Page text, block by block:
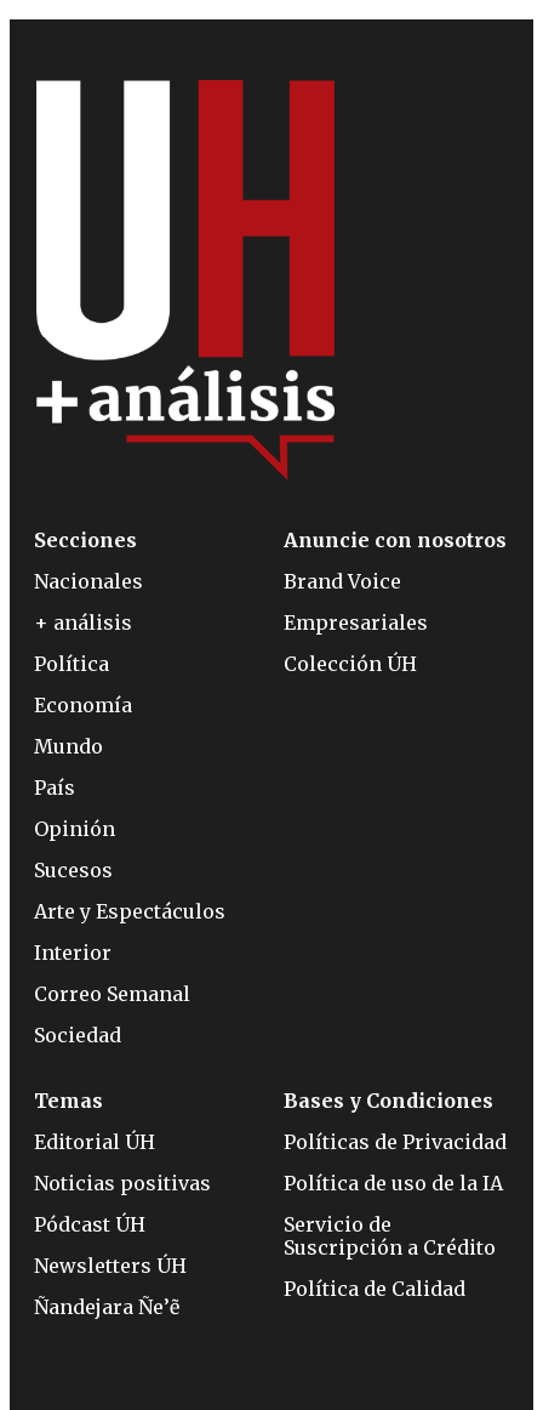
Secciones
Nacionales
+ análisis
Política
Economía
Mundo
País
Opinión
Sucesos
Arte y Espectáculos
Interior
Correo Semanal
Sociedad
Anuncie con nosotros
Brand Voice
Empresariales
Colección ÚH
Temas
Editorial ÚH
Noticias positivas
Pódcast ÚH
Newsletters ÚH
Ñandejara Ñe’ẽ
Bases y Condiciones
Políticas de Privacidad
Política de uso de la IA
Servicio de
Suscripción a Crédito
Política de Calidad